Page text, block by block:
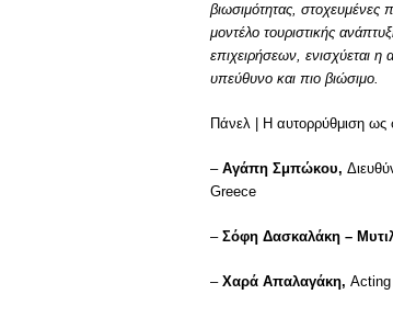
βιωσιμότητας, στοχευμένες
μοντέλο τουριστικής
επιχειρήσεων, ενισχύεται η
υπεύθυνο και πιο βιώσιμο.
Πάνελ | Η αυτορρύθμιση ως
– Αγάπη Σμπώκου,
Greece
– Σόφη Δασκαλάκη –
– Χαρά Απαλαγάκη, Acting